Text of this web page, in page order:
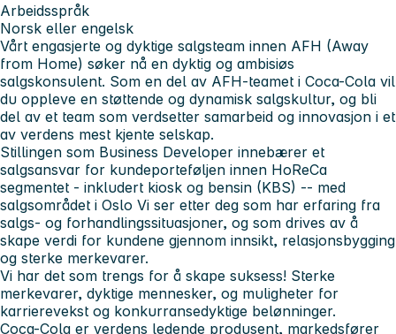
Arbeidsspråk
Norsk eller engelsk
Vårt engasjerte og dyktige salgsteam innen AFH (Away
from Home) søker nå en dyktig og ambisiøs
salgskonsulent. Som en del av AFH-teamet i Coca-Cola vil
du oppleve en støttende og dynamisk salgskultur, og bli
del av et team som verdsetter samarbeid og innovasjon i et
av verdens mest kjente selskap.
Stillingen som Business Developer innebærer et
salgsansvar for kundeporteføljen innen HoReCa
segmentet - inkludert kiosk og bensin (KBS) -- med
salgsområdet i Oslo Vi ser etter deg som har erfaring fra
salgs- og forhandlingssituasjoner, og som drives av å
skape verdi for kundene gjennom innsikt, relasjonsbygging
og sterke merkevarer.
Vi har det som trengs for å skape suksess! Sterke
merkevarer, dyktige mennesker, og muligheter for
karrierevekst og konkurransedyktige belønninger.
Coca-Cola er verdens ledende produsent, markedsfører